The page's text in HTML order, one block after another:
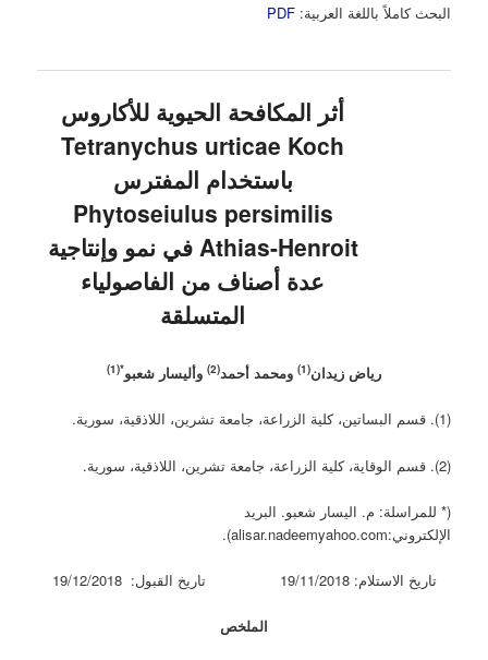
البحث كاملاً باللغة العربية:PDF
أثر المكافحة الحيوية للأكاروس
Tetranychus urticae Koch
باستخدام المفترس
Phytoseiulus persimilis
Athias-Henroit في نمو وإنتاجية
عدة أصناف من الفاصولياء
المتسلقة
رياض زيدان(1) ومحمد أحمد(2) وأليسار شعبو*(1)
(1). قسم البساتين، كلية الزراعة، جامعة تشرين، اللاذقية، سورية.
(2). قسم الوقاية، كلية الزراعة، جامعة تشرين، اللاذقية، سورية.
(* للمراسلة: م. اليسار شعبو. البريد
الإلكتروني:alisar.nadeemyahoo.com).
تاريخ الاستلام: 19/11/2018 تاريخ القبول: 19/12/2018
الملخص